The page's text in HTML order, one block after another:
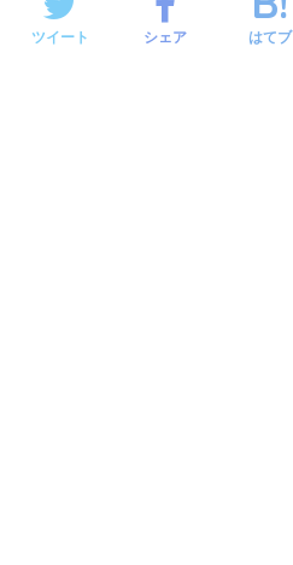
ツイート シェア はてブ